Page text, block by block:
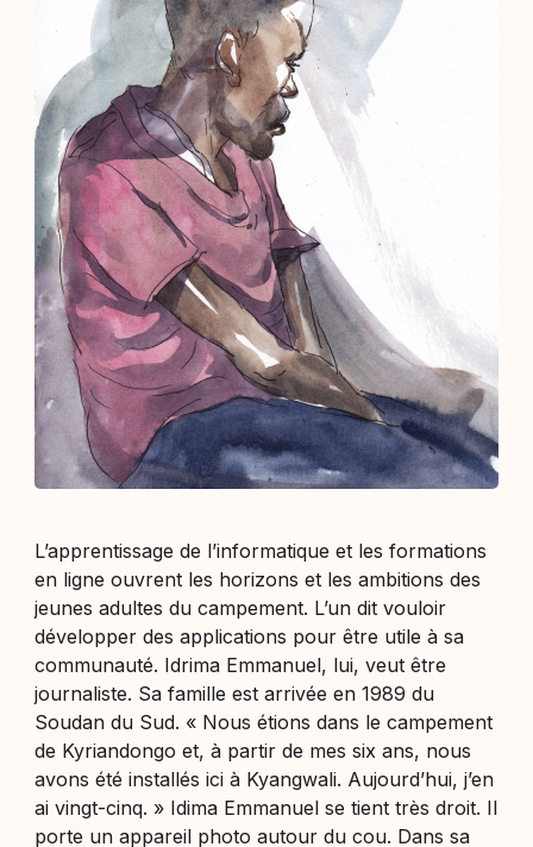
L’apprentissage de l’informatique et les formations
en ligne ouvrent les horizons et les ambitions des
jeunes adultes du campement. L’un dit vouloir
développer des applications pour être utile à sa
communauté. Idrima Emmanuel, lui, veut être
journaliste. Sa famille est arrivée en 1989 du
Soudan du Sud. « Nous étions dans le campement
de Kyriandongo et, à partir de mes six ans, nous
avons été installés ici à Kyangwali. Aujourd’hui, j’en
ai vingt-cinq. » Idima Emmanuel se tient très droit. Il
porte un appareil photo autour du cou. Dans sa